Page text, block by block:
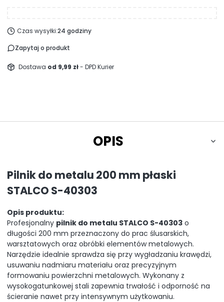
Czas wysyłki:24 godziny
Zapytaj o produkt
Dostawa od 9,99 zł- DPD Kurier
OPIS
Pilnik do metalu 200 mm płaski
STALCO S-40303
Opis produktu:
Profesjonalny pilnik do metalu STALCO S-40303 o
długości 200 mm przeznaczony do prac ślusarskich,
warsztatowych oraz obróbki elementów metalowych.
Narzędzie idealnie sprawdza się przy wygładzaniu krawędzi,
usuwaniu nadmiaru materiału oraz precyzyjnym
formowaniu powierzchni metalowych. Wykonany z
wysokogatunkowej stali zapewnia trwałość i odporność na
ścieranie nawet przy intensywnym użytkowaniu.